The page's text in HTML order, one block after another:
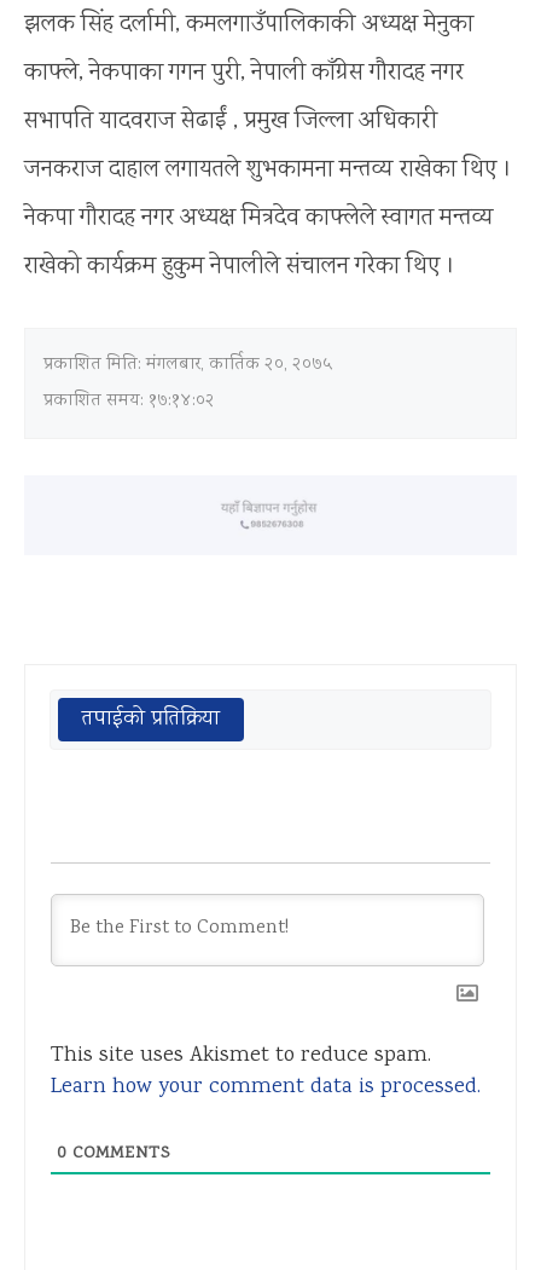
झलक सिंह दर्लामी, कमलगाउँपालिकाकी अध्यक्ष मेनुका
काफ्ले, नेकपाका गगन पुरी, नेपाली काँग्रेस गौरादह नगर
सभापति यादवराज सेढाईं , प्रमुख जिल्ला अधिकारी
जनकराज दाहाल लगायतले शुभकामना मन्तव्य राखेका थिए ।
नेकपा गौरादह नगर अध्यक्ष मित्रदेव काफ्लेले स्वागत मन्तव्य
राखेको कार्यक्रम हुकुम नेपालीले संचालन गरेका थिए ।
प्रकाशित मिति:मंगलबार, कार्तिक २०, २०७५
प्रकाशित समय: १७:१४:०२
तपाईको प्रतिक्रिया
This site uses Akismet to reduce spam.
Learn how your comment data is processed.
0 COMMENTS